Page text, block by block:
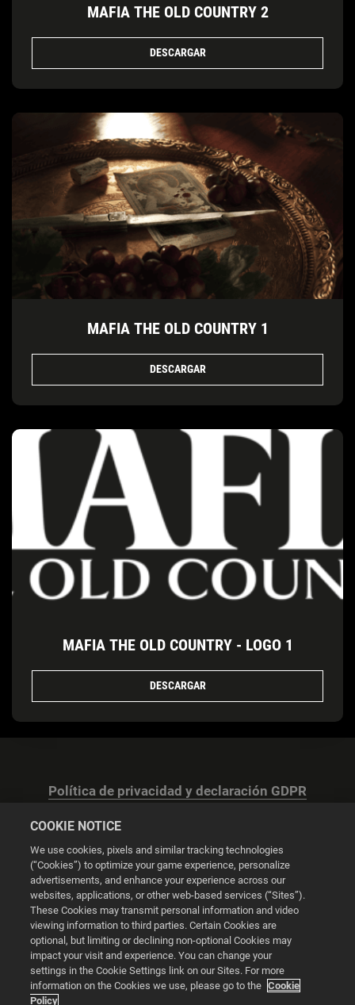
MAFIA THE OLD COUNTRY 2
DESCARGAR
MAFIA THE OLD COUNTRY 1
DESCARGAR
MAFIA THE OLD COUNTRY - LOGO 1
DESCARGAR
Política de privacidad y declaración GDPR
Configuración de las cookies
© 2026 2K
Powered byOnclusive PR Manager™
COOKIE NOTICE
We use cookies, pixels and similar tracking technologies
(“Cookies”) to optimize your game experience, personalize
advertisements, and enhance your experience across our
websites, applications, or other web-based services (“Sites”).
These Cookies may transmit personal information and video
viewing information to third parties. Certain Cookies are
optional, but limiting or declining non-optional Cookies may
impact your visit and experience. You can change your
settings in the Cookie Settings link on our Sites. For more
information on the Cookies we use, please go to the Cookie
Policy